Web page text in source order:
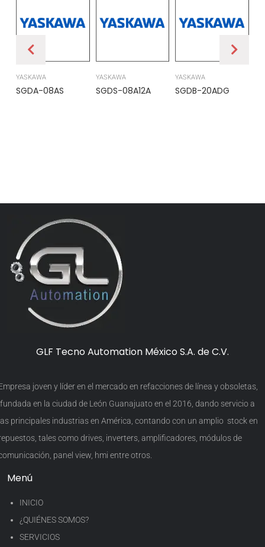
YASKAWA
SGDA-08AS
YASKAWA
SGDS-08A12A
YASKAWA
SGDB-20ADG
GLF Tecno Automation México S.A. de C.V.
joven y líder en el mercado en refacciones de línea y obsoletas,
en la ciudad de León Guanajuato en el 2016, dando servicio a
principales industrias en América, contando con un amplio stock en
tales como drives, inverters, amplificadores, módulos de
panel view, hmi entre otros.
Menú
INICIO
¿QUIÉNES SOMOS?
SERVICIOS